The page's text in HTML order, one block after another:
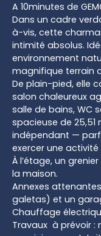
A 10minutes de
Dans un cadre
à-vis, cette
intimité absolus.
environnement
magnifique terrain
De plain-pied, elle
salon chaleureux
salle de bains, WC
spacieuse de
indépendant —
exercer une activité
À l’étage, un
la maison.
Annexes
galetas) et un
Chauffage
Travaux à prévoir :